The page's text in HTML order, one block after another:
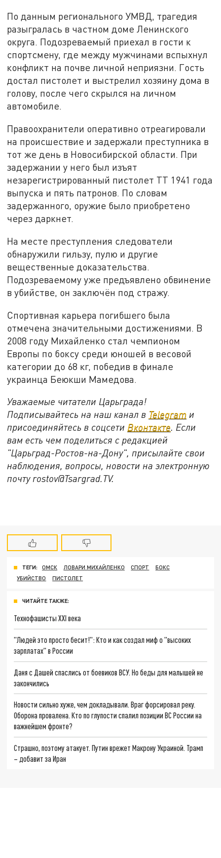
По данным регионального УМВД, трагедия
разыгралась в частном доме Ленинского
округа. Подозреваемый приехал в гости к
спортсмену, где между мужчинами вспыхнул
конфликт на почве личной неприязни. Гость
достал пистолет и выстрелил хозяину дома в
голову, после чего скрылся на личном
автомобиле.
Правоохранители оперативно отреагировали
на происшествие и задержали преступника в
тот же день в Новосибирской области. При
задержании у него был изъят
незарегистрированный пистолет ТТ 1941 года
выпуска и пять патронов. По словам
задержанного, оружие было приобретено
через даркнет.
На месте преступления следователи
обнаружили гильзу, пулю и другие
вещественные доказательства.
Подозреваемому уже предъявлено обвинение
в убийстве, он заключён под стражу.
Спортивная карьера погибшего была
отмечена значительными достижениями. В
2008 году Михайленко стал чемпионом
Европы по боксу среди юношей в весовой
категории до 68 кг, победив в финале
украинца Беюкши Мамедова.
Уважаемые читатели Царьграда!
Подписывайтесь на наш канал в Telegram и
присоединяйтесь в соцсети Вконтакте. Если
вам есть чем поделиться с редакцией
"Царьград-Ростов-на-Дону", присылайте свои
наблюдения, вопросы, новости на электронную
почту rostov@Tsargrad.ТV.
ТЕГИ: ОМСК ЛОВАРИ МИХАЙЛЕНКО СПОРТ
БОКС
УБИЙСТВО
ПИСТОЛЕТ
ЧИТАЙТЕ ТАКЖЕ:
Технофашисты XXI века
"Людей это просто бесит!": Кто и как создал миф о "высоких
зарплатах" в России
Даня с Дашей спаслись от боевиков ВСУ. Но беды для малышей не
закончились
Новости сильно хуже, чем докладывали. Враг форсировал реку.
Оборона провалена. Кто по глупости спалил позиции ВС России на
важнейшем фронте?
Страшно, поэтому атакует. Путин врежет Макрону Украиной. Трамп
– добавит за Иран